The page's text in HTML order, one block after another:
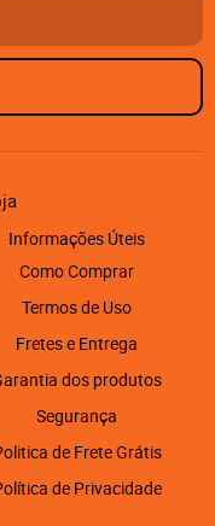
Informações Úteis
Como Comprar
Termos de Uso
Fretes e Entrega
dos produtos
Segurança
de Frete Grátis
de Privacidade